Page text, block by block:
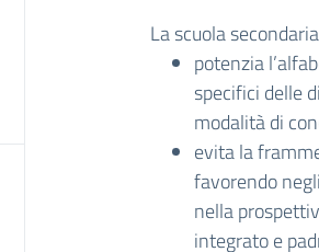
La scuola
potenzia
specifici delle
modalità di
evita la
favorendo
nella
integrato e